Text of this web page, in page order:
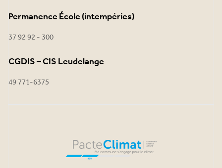
Permanence École (intempéries)
37 92 92 - 300
CGDIS – CIS Leudelange
49 771-6375